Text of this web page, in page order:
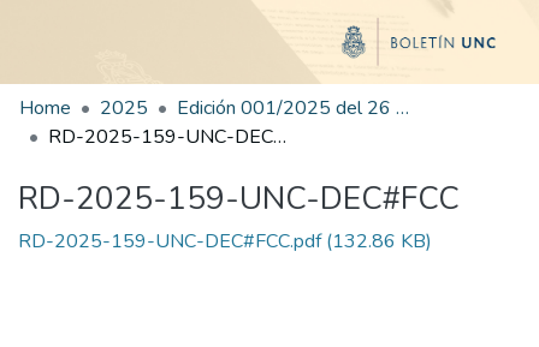
Home 2025
Edición 001/2025 del 26 de mayo de 2025
RD-2025-159-UNC-DEC#FCC
RD-2025-159-UNC-DEC#FCC
RD-2025-159-UNC-DEC#FCC.pdf(132.86 KB)